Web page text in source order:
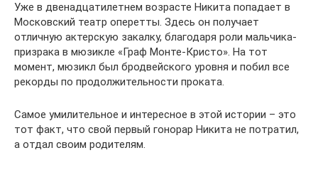
Уже в двенадцатилетнем возрасте Никита попадает в
Московский театр оперетты. Здесь он получает
отличную актерскую закалку, благодаря роли мальчика-
призрака в мюзикле «Граф Монте-Кристо». На тот
момент, мюзикл был бродвейского уровня и побил все
рекорды по продолжительности проката.
Самое умилительное и интересное в этой истории – это
тот факт, что свой первый гонорар Никита не потратил,
а отдал своим родителям.